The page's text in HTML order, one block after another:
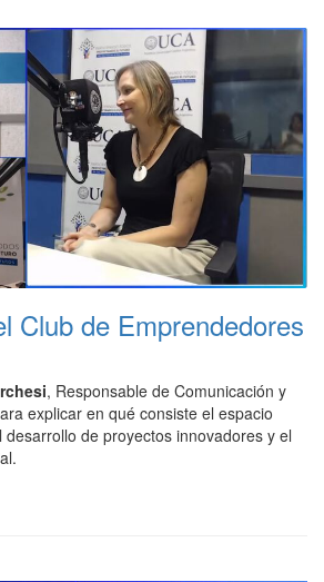
Club de Emprendedores
, Responsable de Comunicación y
explicar en qué consiste el espacio
de proyectos innovadores y el